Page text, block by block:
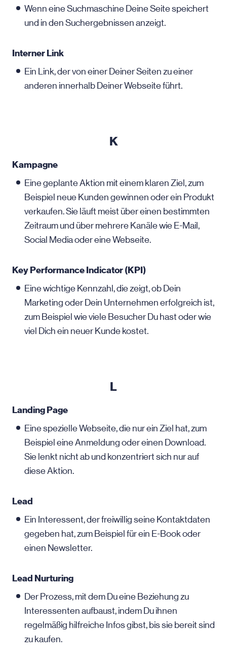
Wenn eine Suchmaschine Deine Seite speichert
und in den Suchergebnissen anzeigt.
Interner Link
Ein Link, der von einer Deiner Seiten zu einer
anderen innerhalb Deiner Webseite führt.
K
Kampagne
Eine geplante Aktion mit einem klaren Ziel, zum
Beispiel neue Kunden gewinnen oder ein Produkt
verkaufen. Sie läuft meist über einen bestimmten
Zeitraum und über mehrere Kanäle wie E-Mail,
Social Media oder eine Webseite.
Key Performance Indicator (KPI)
Eine wichtige Kennzahl, die zeigt, ob Dein
Marketing oder Dein Unternehmen erfolgreich ist,
zum Beispiel wie viele Besucher Du hast oder wie
viel Dich ein neuer Kunde kostet.
L
Landing Page
Eine spezielle Webseite, die nur ein Ziel hat, zum
Beispiel eine Anmeldung oder einen Download.
Sie lenkt nicht ab und konzentriert sich nur auf
diese Aktion.
Lead
Ein Interessent, der freiwillig seine Kontaktdaten
gegeben hat, zum Beispiel für ein E-Book oder
einen Newsletter.
Lead Nurturing
Der Prozess, mit dem Du eine Beziehung zu
Interessenten aufbaust, indem Du ihnen
regelmäßig hilfreiche Infos gibst, bis sie bereit sind
zu kaufen.